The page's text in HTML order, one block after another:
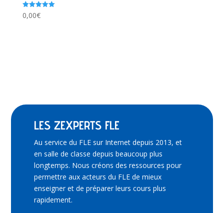
Note
5.00
0,00€
LES ZEXPERTS FLE
Au service du FLE sur Internet depuis 2013, et
en salle de classe depuis beaucoup plus
longtemps. Nous créons des ressources pour
permettre aux acteurs du FLE de mieux
enseigner et de préparer leurs cours plus
rapidement.